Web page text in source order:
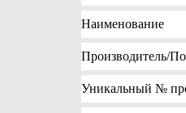
Наименование
Производитель/
Уникальный №